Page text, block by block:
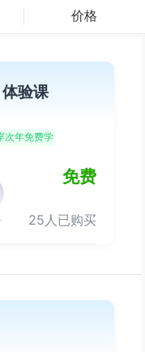
价格
验课
次年免费学
免费
25人已购买